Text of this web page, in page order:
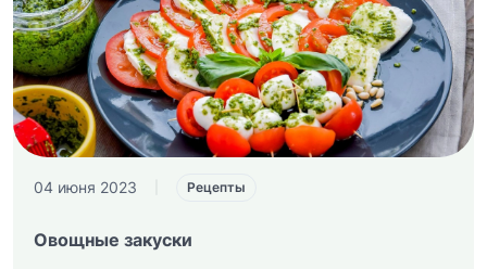
04 июня 2023 Рецепты
Овощные закуски